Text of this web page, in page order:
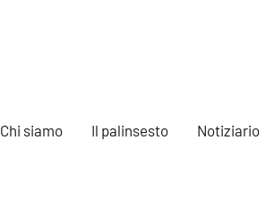
Chi siamo Il palinsesto Notiziario